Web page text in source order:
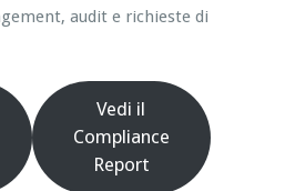
audit e richieste di
Vedi il
Compliance
Report